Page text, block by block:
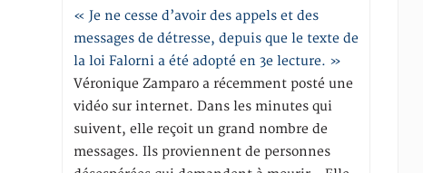
« Je ne cesse d’avoir des appels et des
messages de détresse, depuis que le texte de
la loi Falorni a été adopté en 3e lecture. »
Véronique Zamparo a récemment posté une
vidéo sur internet. Dans les minutes qui
suivent, elle reçoit un grand nombre de
messages. Ils proviennent de personnes